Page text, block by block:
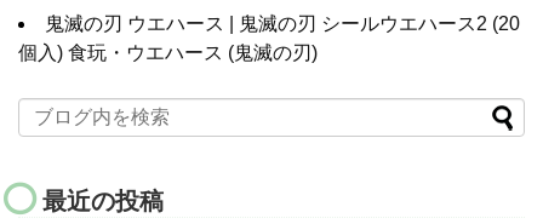
鬼滅の刃 ウエハース | 鬼滅の刃 シールウエハース2 (20
個入) 食玩・ウエハース (鬼滅の刃)
最近の投稿